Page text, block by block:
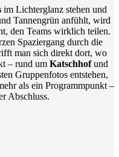
im Lichterglanz stehen und
Tannengrün anfühlt, wird
den Teams wirklich teilen.
Spaziergang durch die
man sich direkt dort, wo
– rund um Katschhofund
Gruppenfotos entstehen,
als ein Programmpunkt –
Abschluss.